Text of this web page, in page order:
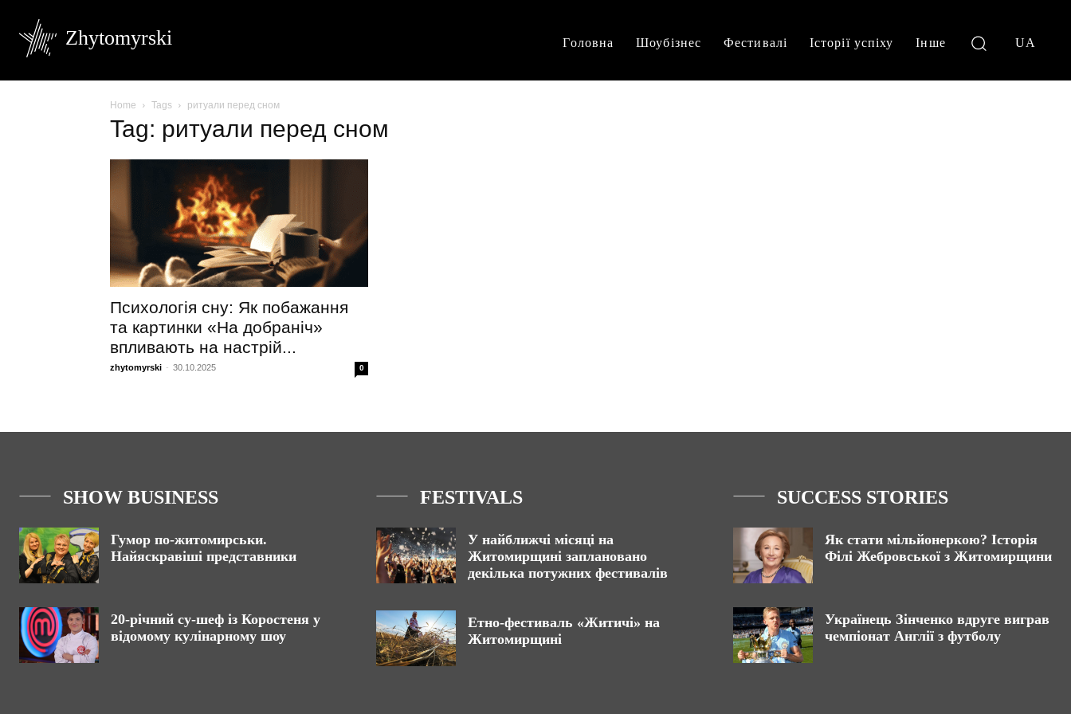
Zhytomyrski Головна Шоубізнес Фестивалі Історії успіху Інше UA
Home Tags ритуали перед сном
Tag: ритуали перед сном
Психологія сну: Як побажання
та картинки «На добраніч»
впливають на настрій...
zhytomyrski - 30.10.2025 0
SHOW BUSINESS
Гумор по-житомирськи.
Найяскравіші представники
20-річний су-шеф із Коростеня у
відомому кулінарному шоу
FESTIVALS
У найближчі місяці на
Житомирщині заплановано
декілька потужних фестивалів
Етно-фестиваль «Житичі» на
Житомирщині
SUCCESS STORIES
Як стати мільйонеркою? Історія
Філі Жебровської з Житомирщини
Українець Зінченко вдруге виграв
чемпіонат Англії з футболу